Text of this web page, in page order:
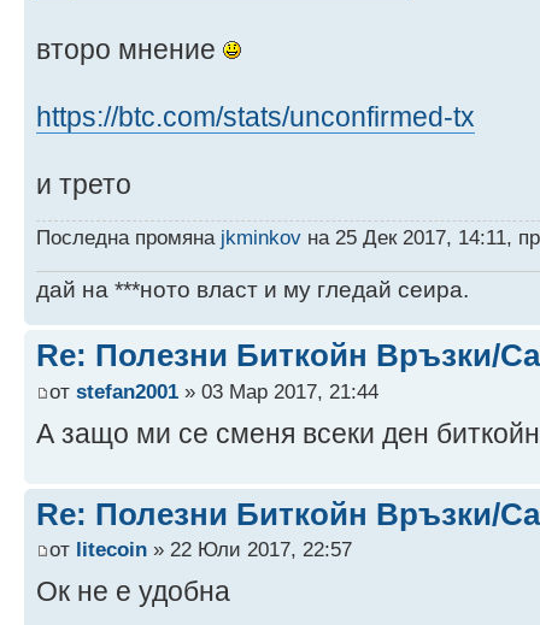
второ мнение
https://btc.com/stats/unconfirmed-tx
и трето
Последна промяна jkminkov на 25 Дек 2017, 14:11,
дай на ***ното власт и му гледай сеира.
Re: Полезни Биткойн Връзки/
от stefan2001 » 03 Мар 2017, 21:44
А защо ми се сменя всеки ден
Re: Полезни Биткойн Връзки/
от litecoin » 22 Юли 2017, 22:57
Ок не е удобна